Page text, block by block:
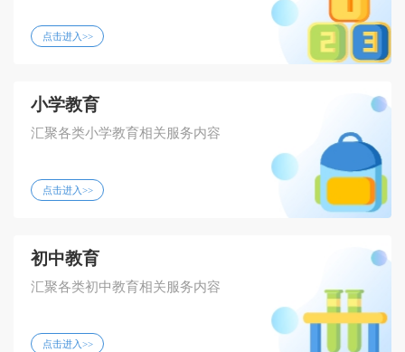
点击进入>>
小学教育
汇聚各类小学教育相关服务内容
点击进入>>
初中教育
汇聚各类初中教育相关服务内容
点击进入>>